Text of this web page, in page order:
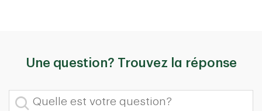
Une question? Trouvez la réponse
Quelle est votre question?